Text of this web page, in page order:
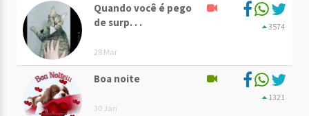
Quando você é pego
de surp. . .
28 Mar
3574
Boa noite
30 Jan
1321